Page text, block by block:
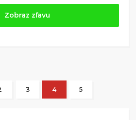
nájdite obchod, pomocou služby
je cca 1 500 obchodov).
„Nakupovať“.(Následne
Zobraz zľavu
3 4 5